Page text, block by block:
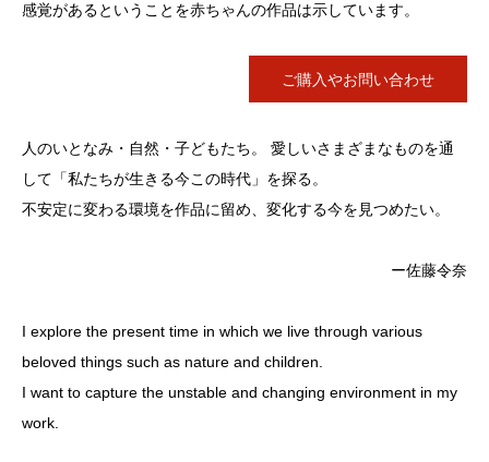
感覚があるということを赤ちゃんの作品は示しています。
ご購入やお問い合わせ
人のいとなみ・自然・子どもたち。 愛しいさまざまなものを通
して「私たちが生きる今この時代」を探る。
不安定に変わる環境を作品に留め、変化する今を見つめたい。
ー佐藤令奈
I explore the present time in which we live through various
beloved things such as nature and children.
I want to capture the unstable and changing environment in my
work.